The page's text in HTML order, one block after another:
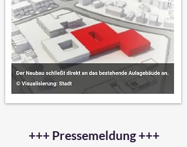
+++ Pressemeldung +++